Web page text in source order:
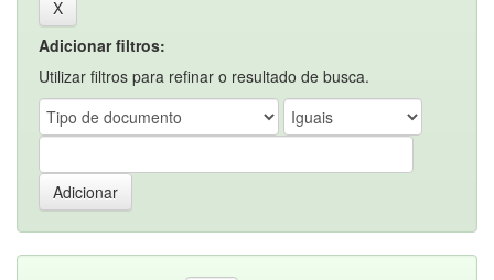
Adicionar filtros:
Utilizar filtros para refinar o resultado de busca.